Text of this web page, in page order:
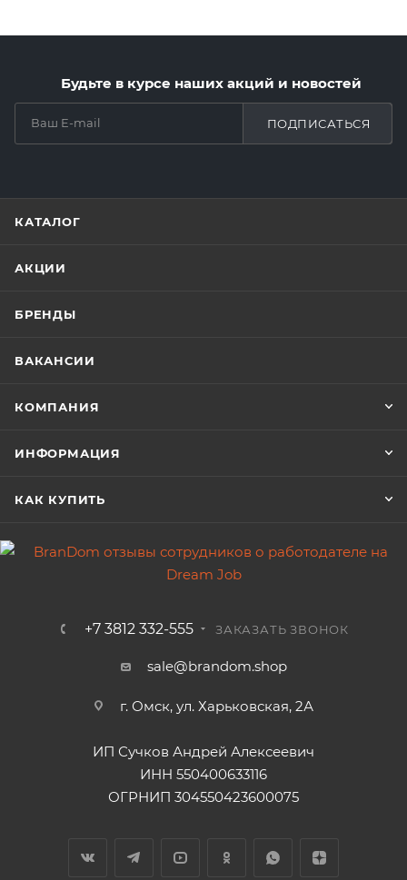
Будьте в курсе наших акций и новостей
ПОДПИСАТЬСЯ
КАТАЛОГ
АКЦИИ
БРЕНДЫ
ВАКАНСИИ
КОМПАНИЯ
ИНФОРМАЦИЯ
КАК КУПИТЬ
+7 3812 332-555 ЗАКАЗАТЬ ЗВОНОК
sale@brandom.shop
г. Омск, ул. Харьковская, 2А
ИП Сучков Андрей Алексеевич
ИНН 550400633116
ОГРНИП 304550423600075